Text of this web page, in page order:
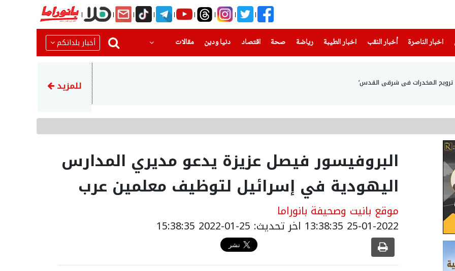
اخبار الناصرة
(current) أخبار النقب اخبار الطيبة(current) رياضة
(current) صحة(current) اقتصاد دنيا ودين
(current) مقالات أخبار بلداتكم
ترويج المخدرات في شرقي القدس‘ إحباط محاولة سرقة مركبة
للمزيد
البروفيسور فيصل عزيزة يدعو مديري المدارس
اليهودية في إسرائيل لتوظيف معلمين عرب
موقع بانيت وصحيفة بانوراما
25-01-2022 13:38:35 اخر تحديث: 25-01-2022 15:38:35